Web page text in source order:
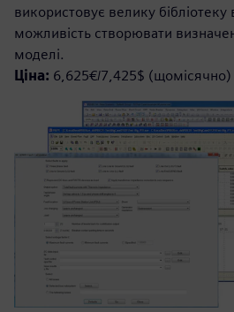
використовує велику
можливість створювати
моделі.
Ціна: 6,625€/7,425$ (щомісячно)